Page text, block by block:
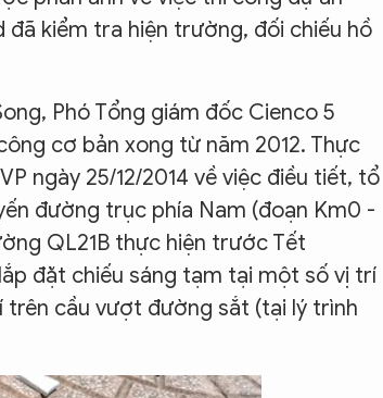
đã kiểm tra hiện trường, đối chiếu hồ
Phó Tổng giám đốc Cienco 5
cơ bản xong từ năm 2012. Thực
ngày 25/12/2014 về việc điều tiết, tổ
đường trục phía Nam (đoạn Km0 -
QL21B thực hiện trước Tết
đặt chiếu sáng tạm tại một số vị trí
cầu vượt đường sắt (tại lý trình